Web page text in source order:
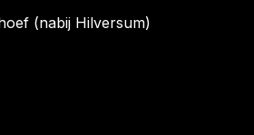
(nabij Hilversum)